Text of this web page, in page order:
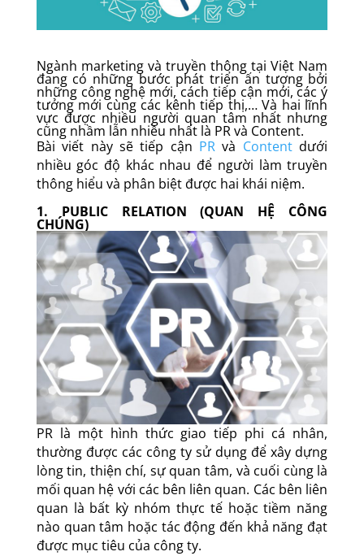
Ngành marketing và truyền thông tại Việt Nam
đang có những bước phát triển ấn tượng bởi
những công nghệ mới, cách tiếp cận mới, các ý
tưởng mới cùng các kênh tiếp thị,… Và hai lĩnh
vực được nhiều người quan tâm nhất nhưng
cũng nhầm lẫn nhiều nhất là PR và Content.
Bài viết này sẽ tiếp cận PR và Contentdưới
nhiều góc độ khác nhau để người làm truyền
thông hiểu và phân biệt được hai khái niệm.
1. PUBLIC RELATION (QUAN HỆ CÔNG
CHÚNG)
PR là một hình thức giao tiếp phi cá nhân,
thường được các công ty sử dụng để xây dựng
lòng tin, thiện chí, sự quan tâm, và cuối cùng là
mối quan hệ với các bên liên quan. Các bên liên
quan là bất kỳ nhóm thực tế hoặc tiềm năng
nào quan tâm hoặc tác động đến khả năng đạt
được mục tiêu của công ty.